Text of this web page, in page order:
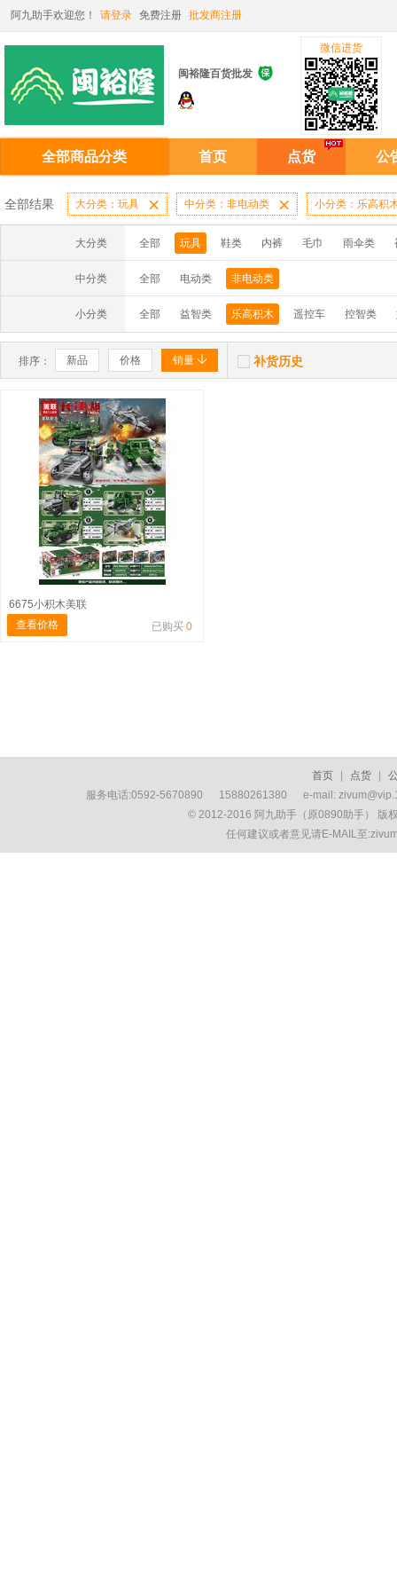
阿九助手欢迎您！ 请登录 免费注册 批发商注册
闽裕隆百货批发 
微信进货
全部商品分类 首页 点货 公
全部结果 大分类：玩具  中分类：非电动类  小分类：乐高积
大分类 全部 玩具 鞋类 内裤 毛巾 雨伞类
中分类 全部 电动类 非电动类
小分类 全部 益智类 乐高积木 遥控车 控智类
排序： 新品 价格 销量   补货历史
6675小积木美联
查看价格
已购买 0
首页 点货
服务电话:0592-5670890 15880261380 e-mail:
© 2012-2016 阿九助手（原0890助手） 版
任何建议或者意见请E-MAIL至